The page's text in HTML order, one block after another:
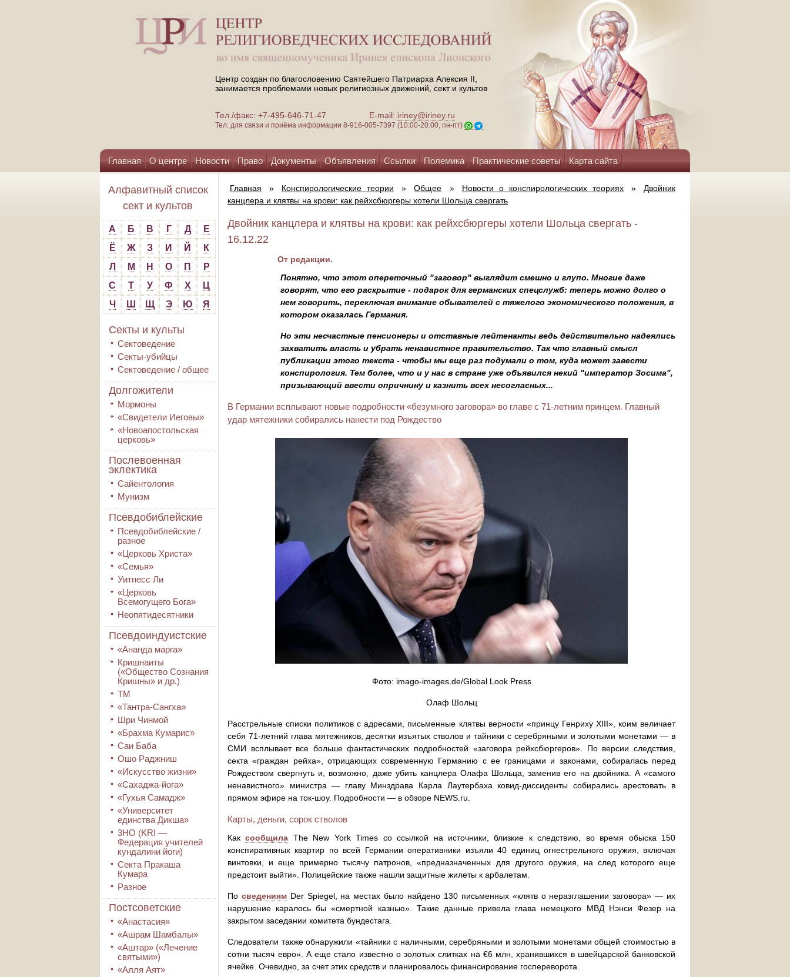
Центр создан по благословению Святейшего Патриарха Алексия II,
занимается проблемами новых религиозных движений, сект и культов
Тел./факс: +7-495-646-71-47 E-mail: iriney@iriney.ru
Тел. для связи и приёма информации 8-916-005-7397 (10:00-20:00, пн-пт)
Главная О центре Новости Право Документы Объявления Ссылки Полемика Практические советы Карта сайта
Помощь центру
Алфавитный список
сект и культов
А Б В Г Д
Е
Ё
Ж З И Й
К
Л
М Н О П
Р
С
Т У Ф Х
Ц
Ч
Ш Щ Э Ю Я
Секты и культы
Сектоведение
Секты-убийцы
Сектоведение / общее
Долгожители
Мормоны
«Свидетели Иеговы»
«Новоапостольская
церковь»
Послевоенная
эклектика
Сайентология
Мунизм
Псевдобиблейские
Псевдобиблейские /
разное
«Церковь Христа»
«Семья»
Уитнесс Ли
«Церковь
Всемогущего Бога»
Неопятидесятники
Псевдоиндуистские
«Ананда марга»
Кришнаиты
(«Общество Сознания
Кришны» и др.)
ТМ
«Тантра-Сангха»
Шри Чинмой
«Брахма Кумарис»
Саи Баба
Ошо Раджниш
«Искусство жизни»
«Сахаджа-йога»
«Гухья Самадж»
«Университет
единства Дикша»
3HO (KRI ―
Федерация учителей
кундалини йоги)
Секта Пракаша
Кумара
Разное
Постсоветские
«Анастасия»
«Ашрам Шамбалы»
«Аштар» («Лечение
святыми»)
«Алля Аят»
Главная » Конспирологические теории » Общее » Новости о конспирологических теориях »
Двойник
канцлера и клятвы на крови: как рейхсбюргеры хотели Шольца свергать
Двойник канцлера и клятвы на крови: как рейхсбюргеры хотели Шольца свергать -
16.12.22
От редакции.
Понятно, что этот опереточный "заговор" выглядит смешно и глупо. Многие даже
говорят, что его раскрытие - подарок для германских спецслужб: теперь можно долго о
нем говорить, переключая внимание обывателей с тяжелого экономического положения, в
котором оказалась Германия.
Но эти несчастные пенсионеры и отставные лейтенанты ведь действительно надеялись
захватить власть и убрать ненавистное правительство. Так что главный смысл
публикации этого текста - чтобы мы еще раз подумали о том, куда может завести
конспирология. Тем более, что и у нас в стране уже объявился некий "император Зосима",
призывающий ввести опричнину и казнить всех несогласных...
В Германии всплывают новые подробности «безумного заговора» во главе с 71-летним принцем. Главный
удар мятежники собирались нанести под Рождество
Фото: imago-images.de/Global Look Press
Олаф Шольц
Расстрельные списки политиков с адресами, письменные клятвы верности «принцу Генриху XIII», коим величает
себя 71-летний глава мятежников, десятки изъятых стволов и тайники с серебряными и золотыми монетами — в
СМИ всплывает все больше фантастических подробностей «заговора рейхсбюргеров». По версии следствия,
секта «граждан рейха», отрицающих современную Германию с ее границами и законами, собиралась перед
Рождеством свергнуть и, возможно, даже убить канцлера Олафа Шольца, заменив его на двойника. А «самого
ненавистного» министра — главу Минздрава Карла Лаутербаха ковид-диссиденты собирались арестовать в
прямом эфире на ток-шоу. Подробности — в обзоре NEWS.ru.
Карты, деньги, сорок стволов
Каксообщила The New York Times со ссылкой на источники, близкие к следствию, во время обыска 150
конспиративных квартир по всей Германии оперативники изъяли 40 единиц огнестрельного оружия, включая
винтовки, и еще примерно тысячу патронов, «предназначенных для другого оружия, на след которого еще
предстоит выйти». Полицейские также нашли защитные жилеты к арбалетам.
По сведениямDer Spiegel, на местах было найдено 130 письменных «клятв о неразглашении заговора» — их
нарушение каралось бы «смертной казнью». Такие данные привела глава немецкого МВД Нэнси Фезер на
закрытом заседании комитета бундестага.
Следователи также обнаружили «тайники с наличными, серебряными и золотыми монетами общей стоимостью в
сотни тысяч евро». А еще стало известно о золотых слитках на €6 млн, хранившихся в швейцарской банковской
ячейке. Очевидно, за счет этих средств и планировалось финансирование госпереворота.